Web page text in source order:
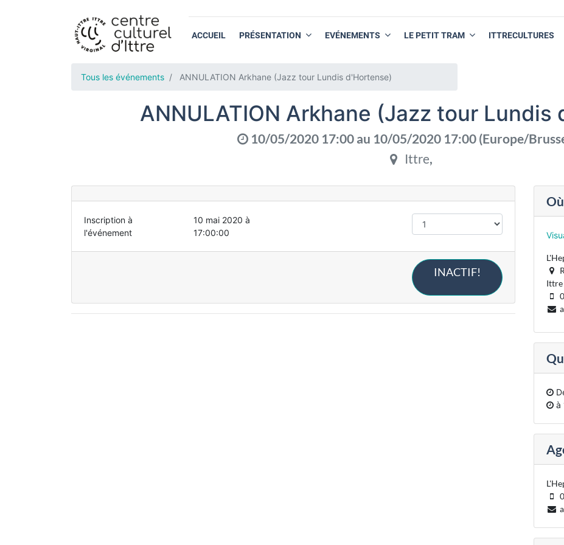
ACCUEIL PRÉSENTATION EVÉNEMENTS LE PETIT TRAM ITTRECULTURES
Tous les événements ANNULATION Arkhane (Jazz tour Lundis d'Hortense)
ANNULATION Arkhane (Jazz tour Lundis
10/05/2020 17:00 au 10/05/2020 17:00 (Europe/
Ittre,
Inscription à
l'événement
10 mai 2020 à
17:00:00
INACTIF!
Où
Ittre
à